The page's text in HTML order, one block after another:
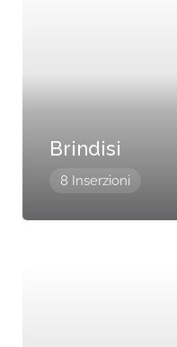
Brindisi
8 Inserzioni